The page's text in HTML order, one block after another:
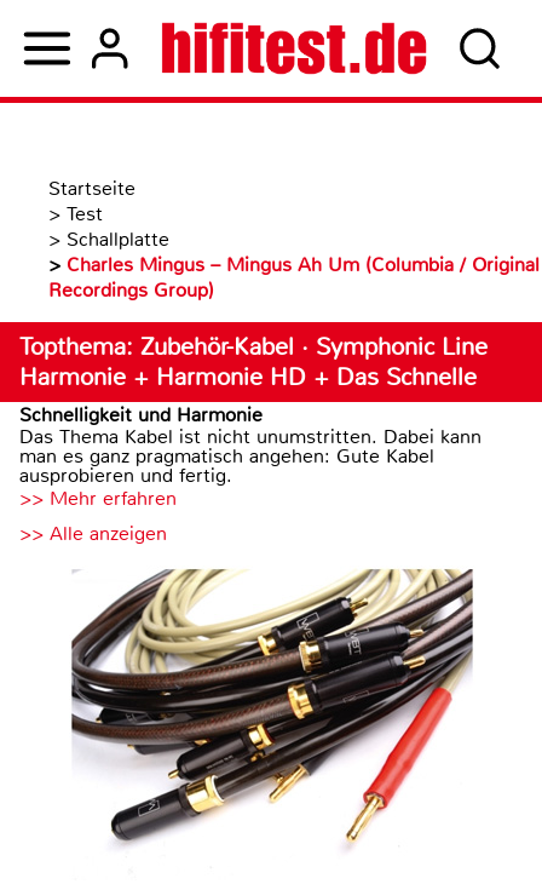
Startseite
> Test
> Schallplatte
> Charles Mingus – Mingus Ah Um (Columbia / Original
Recordings Group)
Topthema: Zubehör-Kabel · Symphonic Line
Harmonie + Harmonie HD + Das Schnelle
Schnelligkeit und Harmonie
Das Thema Kabel ist nicht unumstritten. Dabei kann
man es ganz pragmatisch angehen: Gute Kabel
ausprobieren und fertig.
>> Mehr erfahren
>> Alle anzeigen